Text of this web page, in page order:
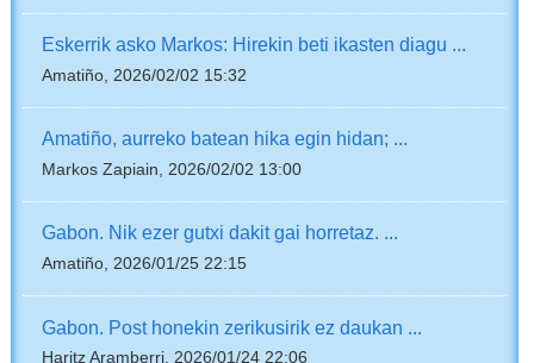
Eskerrik asko Markos: Hirekin beti ikasten diagu ...
Amatiño, 2026/02/02 15:32
Amatiño, aurreko batean hika egin hidan; ...
Markos Zapiain, 2026/02/02 13:00
Gabon. Nik ezer gutxi dakit gai horretaz. ...
Amatiño, 2026/01/25 22:15
Gabon. Post honekin zerikusirik ez daukan ...
Haritz Aramberri, 2026/01/24 22:06